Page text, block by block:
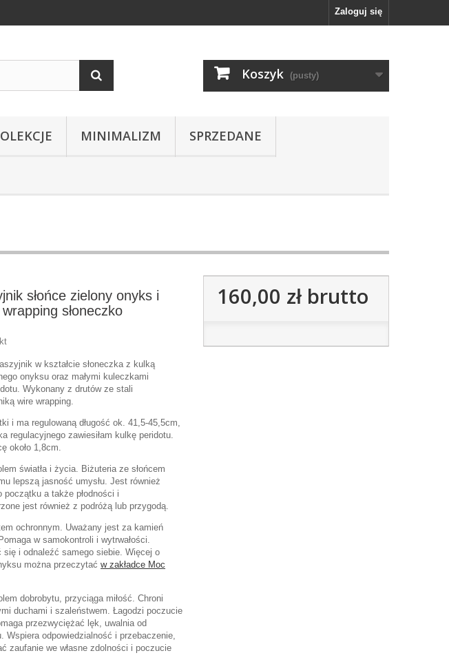
Zaloguj się
Koszyk (pusty)
MINIMALIZM SPRZEDANE
słońce zielony onyks i
słoneczko
w kształcie słoneczka z kulką
onyksu oraz małymi kuleczkami
Wykonany z drutów ze stali
wire wrapping.
i ma regulowaną długość ok. 41,5-45,5cm,
regulacyjnego zawiesiłam kulkę peridotu.
około 1,8cm.
światła i życia. Biżuteria ze słońcem
lepszą jasność umysłu. Jest również
początku a także płodności i
jest również z podróżą lub przygodą.
ochronnym. Uważany jest za kamień
w samokontroli i wytrwałości.
się i odnaleźć samego siebie. Więcej o
można przeczytać w zakładce Moc
dobrobytu, przyciąga miłość. Chroni
duchami i szaleństwem. Łagodzi poczucie
przezwyciężać lęk, uwalnia od
Wspiera odpowiedzialność i przebaczenie,
zaufanie we własne zdolności i poczucie
160,00 złbrutto